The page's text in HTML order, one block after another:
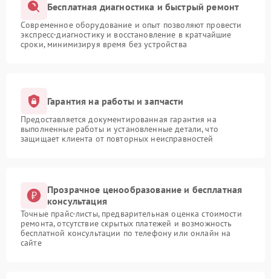
Бесплатная диагностика и быстрый ремонт
Современное оборудование и опыт позволяют провести
экспресс-диагностику и восстановление в кратчайшие
сроки, минимизируя время без устройства
Гарантия на работы и запчасти
Предоставляется документированная гарантия на
выполненные работы и установленные детали, что
защищает клиента от повторных неисправностей
Прозрачное ценообразование и бесплатная
консультация
Точные прайс-листы, предварительная оценка стоимости
ремонта, отсутствие скрытых платежей и возможность
бесплатной консультации по телефону или онлайн на
сайте